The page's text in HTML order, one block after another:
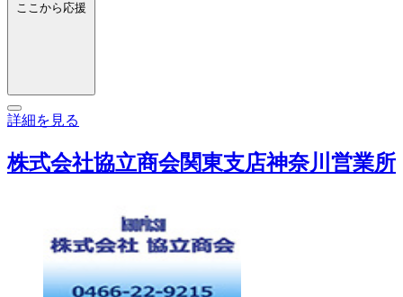
ここから応援
詳細を見る
株式会社協立商会関東支店神奈川営業所